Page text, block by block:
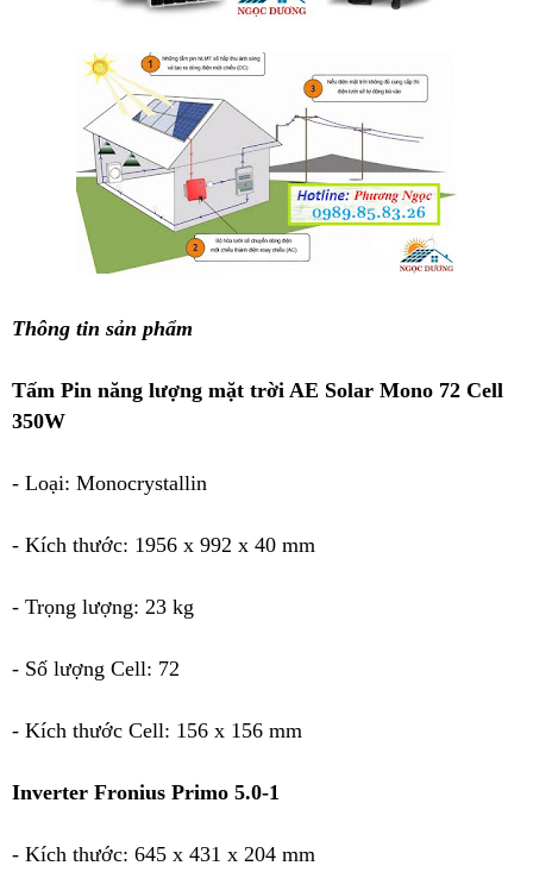
Thông tin sản phẩm
Tấm Pin năng lượng mặt trời AE Solar Mono 72 Cell
350W
- Loại: Monocrystallin
- Kích thước: 1956 x 992 x 40 mm
- Trọng lượng: 23 kg
- Số lượng Cell: 72
- Kích thước Cell: 156 x 156 mm
Inverter Fronius Primo 5.0-1
- Kích thước: 645 x 431 x 204 mm